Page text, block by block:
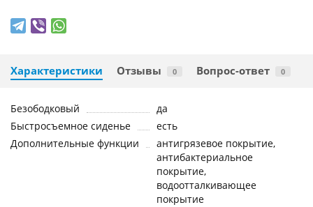
Характеристики Отзывы 0 Вопрос-ответ 0
Безободковый
да
Быстросъемное сиденье
есть
Дополнительные функции
антигрязевое покрытие,
антибактериальное
покрытие,
водоотталкивающее
покрытие